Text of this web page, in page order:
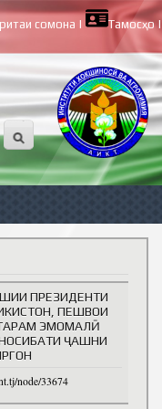
сомона | Тамосҳо|
ПРЕЗИДЕНТИ
ПЕШВОИ
ЭМОМАЛӢ
ҶАШНИ
node/33674